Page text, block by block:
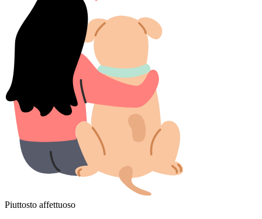
Piuttosto affettuoso